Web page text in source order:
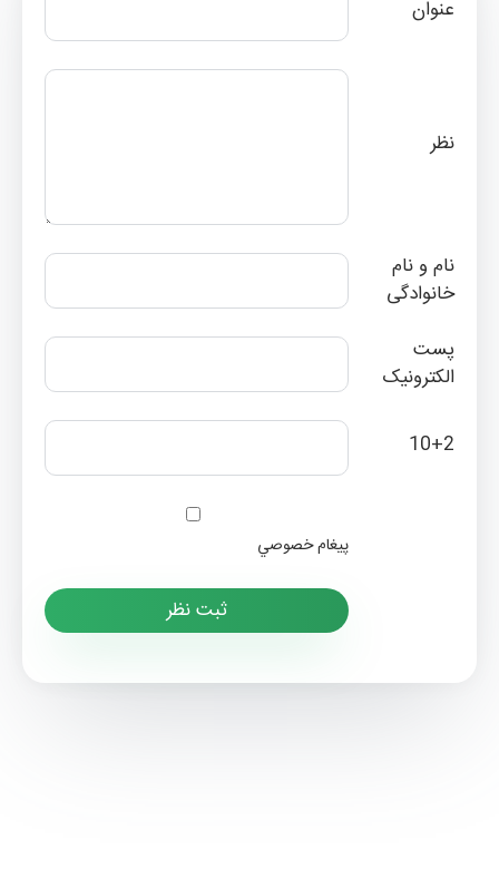
عنوان
نظر
نام و نام
خانوادگی
پست
الکترونیک
10+2
پيغام خصوصي